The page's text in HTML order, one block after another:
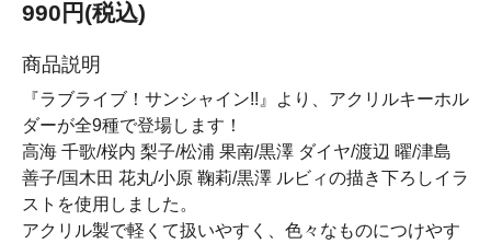
990円(税込)
商品説明
『ラブライブ！サンシャイン!!』より、アクリルキーホル
ダーが全9種で登場します！
高海 千歌/桜内 梨子/松浦 果南/黒澤 ダイヤ/渡辺 曜/津島
善子/国木田 花丸/小原 鞠莉/黒澤 ルビィの描き下ろしイラ
ストを使用しました。
アクリル製で軽くて扱いやすく、色々なものにつけやす